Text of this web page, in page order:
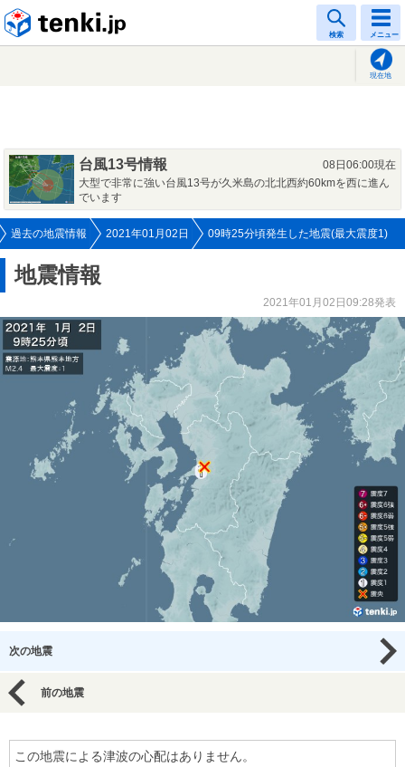
検索 メニュー
現在地
台風13号情報
08日06:00現在
大型で非常に強い台風13号が久米島の北北西約60kmを西に進ん
でいます
過去の地震情報 2021年01月02日 09時25分頃発生した地震(最大震度1)
地震情報
2021年01月02日09:28発表
次の地震
前の地震
この地震による津波の心配はありません。